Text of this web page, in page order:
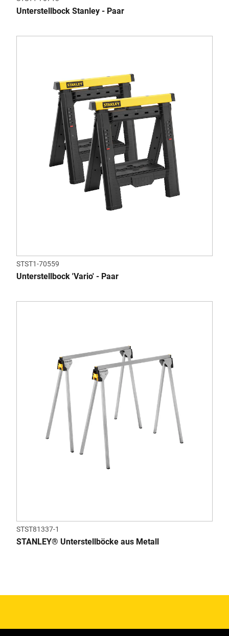
Unterstellbock Stanley - Paar
STST1-70559
Unterstellbock 'Vario' - Paar
STST81337-1
STANLEY® Unterstellböcke aus Metall